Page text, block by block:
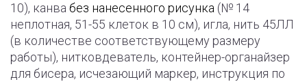
10), канва без нанесенного рисунка (№ 14
неплотная, 51-55 клеток в 10 см), игла, нить 45ЛЛ
(в количестве соответствующему размеру
работы), нитковдеватель, контейнер-органайзер
для бисера, исчезающий маркер, инструкция по